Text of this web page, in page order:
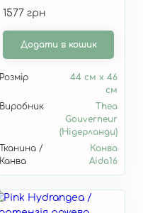
гортензіями" T3067A
1577 грн
Додати в кошик
Розмір
44 см x 46
см
Виробник
Thea
Gouverneur
(Нідерланди)
Тканина /
Канва
Канва
Aida16